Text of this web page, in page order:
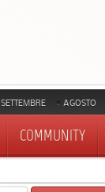
SETTEMBRE AGOSTO
COMMUNITY